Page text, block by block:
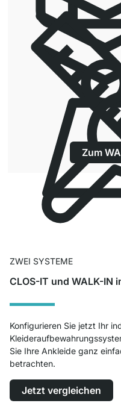
Zum
ZWEI SYSTEME
CLOS-IT und WALK-IN
Konfigurieren Sie jetzt Ihr
Sie Ihre Ankleide ganz
betrachten.
Jetzt vergleichen